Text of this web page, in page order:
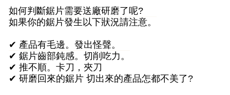
如何判斷鋸片需要送廠研磨了呢?
如果你的鋸片發生以下狀況請注意。
✔ 產品有毛邊。發出怪聲。
✔ 鋸片齒部鈍感。切削吃力。
✔ 推不順。卡刀，夾刀
✔ 研磨回來的鋸片 切出來的產品怎都不美了?